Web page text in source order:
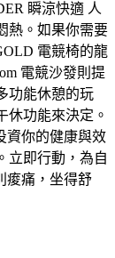
瞬涼快適 人
熱。如果你需要
電競椅的龍
電競沙發則提
功能休憩的玩
休功能來決定。
資你的健康與效
立即行動，為自
痠痛，坐得舒